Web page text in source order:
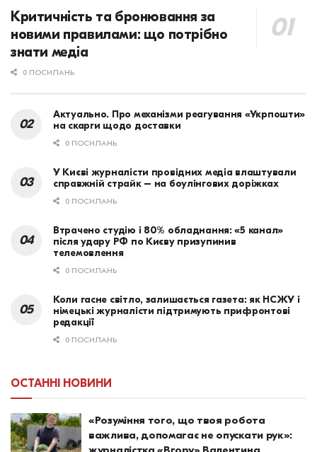
Критичність та бронювання за
новими правилами: що потрібно
знати медіа
0 ПОСИЛАНЬ
Актуально. Про механізми реагування «Укрпошти»
на скарги щодо доставки
0 ПОСИЛАНЬ
У Києві журналісти провідних медіа влаштували
справжній страйк – на боулінгових доріжках
0 ПОСИЛАНЬ
Втрачено студію і 80% обладнання: «5 канал»
після удару РФ по Києву призупинив
телемовлення
0 ПОСИЛАНЬ
Коли гасне світло, залишається газета: як НСЖУ і
німецькі журналісти підтримують прифронтові
редакції
0 ПОСИЛАНЬ
ОСТАННІ НОВИНИ
«Розуміння того, що твоя робота
важлива, допомагає не опускати рук»: